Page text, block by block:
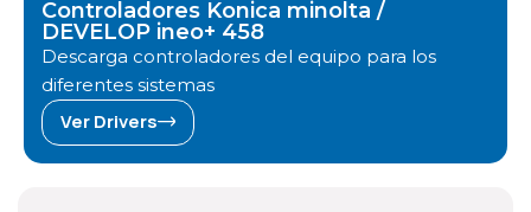
Controladores Konica minolta /
DEVELOP ineo+ 458
Descarga controladores del equipo para los
diferentes sistemas
Ver Drivers